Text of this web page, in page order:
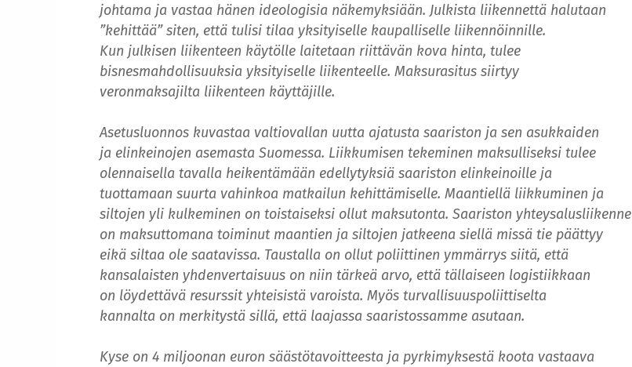
johtama ja vastaa hänen ideologisia näkemyksiään. Julkista liikennettä halutaan
”kehittää” siten, että tulisi tilaa yksityiselle kaupalliselle liikennöinnille.
Kun julkisen liikenteen käytölle laitetaan riittävän kova hinta, tulee
bisnesmahdollisuuksia yksityiselle liikenteelle. Maksurasitus siirtyy
veronmaksajilta liikenteen käyttäjille.
Asetusluonnos kuvastaa valtiovallan uutta ajatusta saariston ja sen asukkaiden
ja elinkeinojen asemasta Suomessa. Liikkumisen tekeminen maksulliseksi tulee
olennaisella tavalla heikentämään edellytyksiä saariston elinkeinoille ja
tuottamaan suurta vahinkoa matkailun kehittämiselle. Maantiellä liikkuminen ja
siltojen yli kulkeminen on toistaiseksi ollut maksutonta. Saariston yhteysalusliikenne
on maksuttomana toiminut maantien ja siltojen jatkeena siellä missä tie päättyy
eikä siltaa ole saatavissa. Taustalla on ollut poliittinen ymmärrys siitä, että
kansalaisten yhdenvertaisuus on niin tärkeä arvo, että tällaiseen logistiikkaan
on löydettävä resurssit yhteisistä varoista. Myös turvallisuuspoliittiselta
kannalta on merkitystä sillä, että laajassa saaristossamme asutaan.
Kyse on 4 miljoonan euron säästötavoitteesta ja pyrkimyksestä koota vastaava